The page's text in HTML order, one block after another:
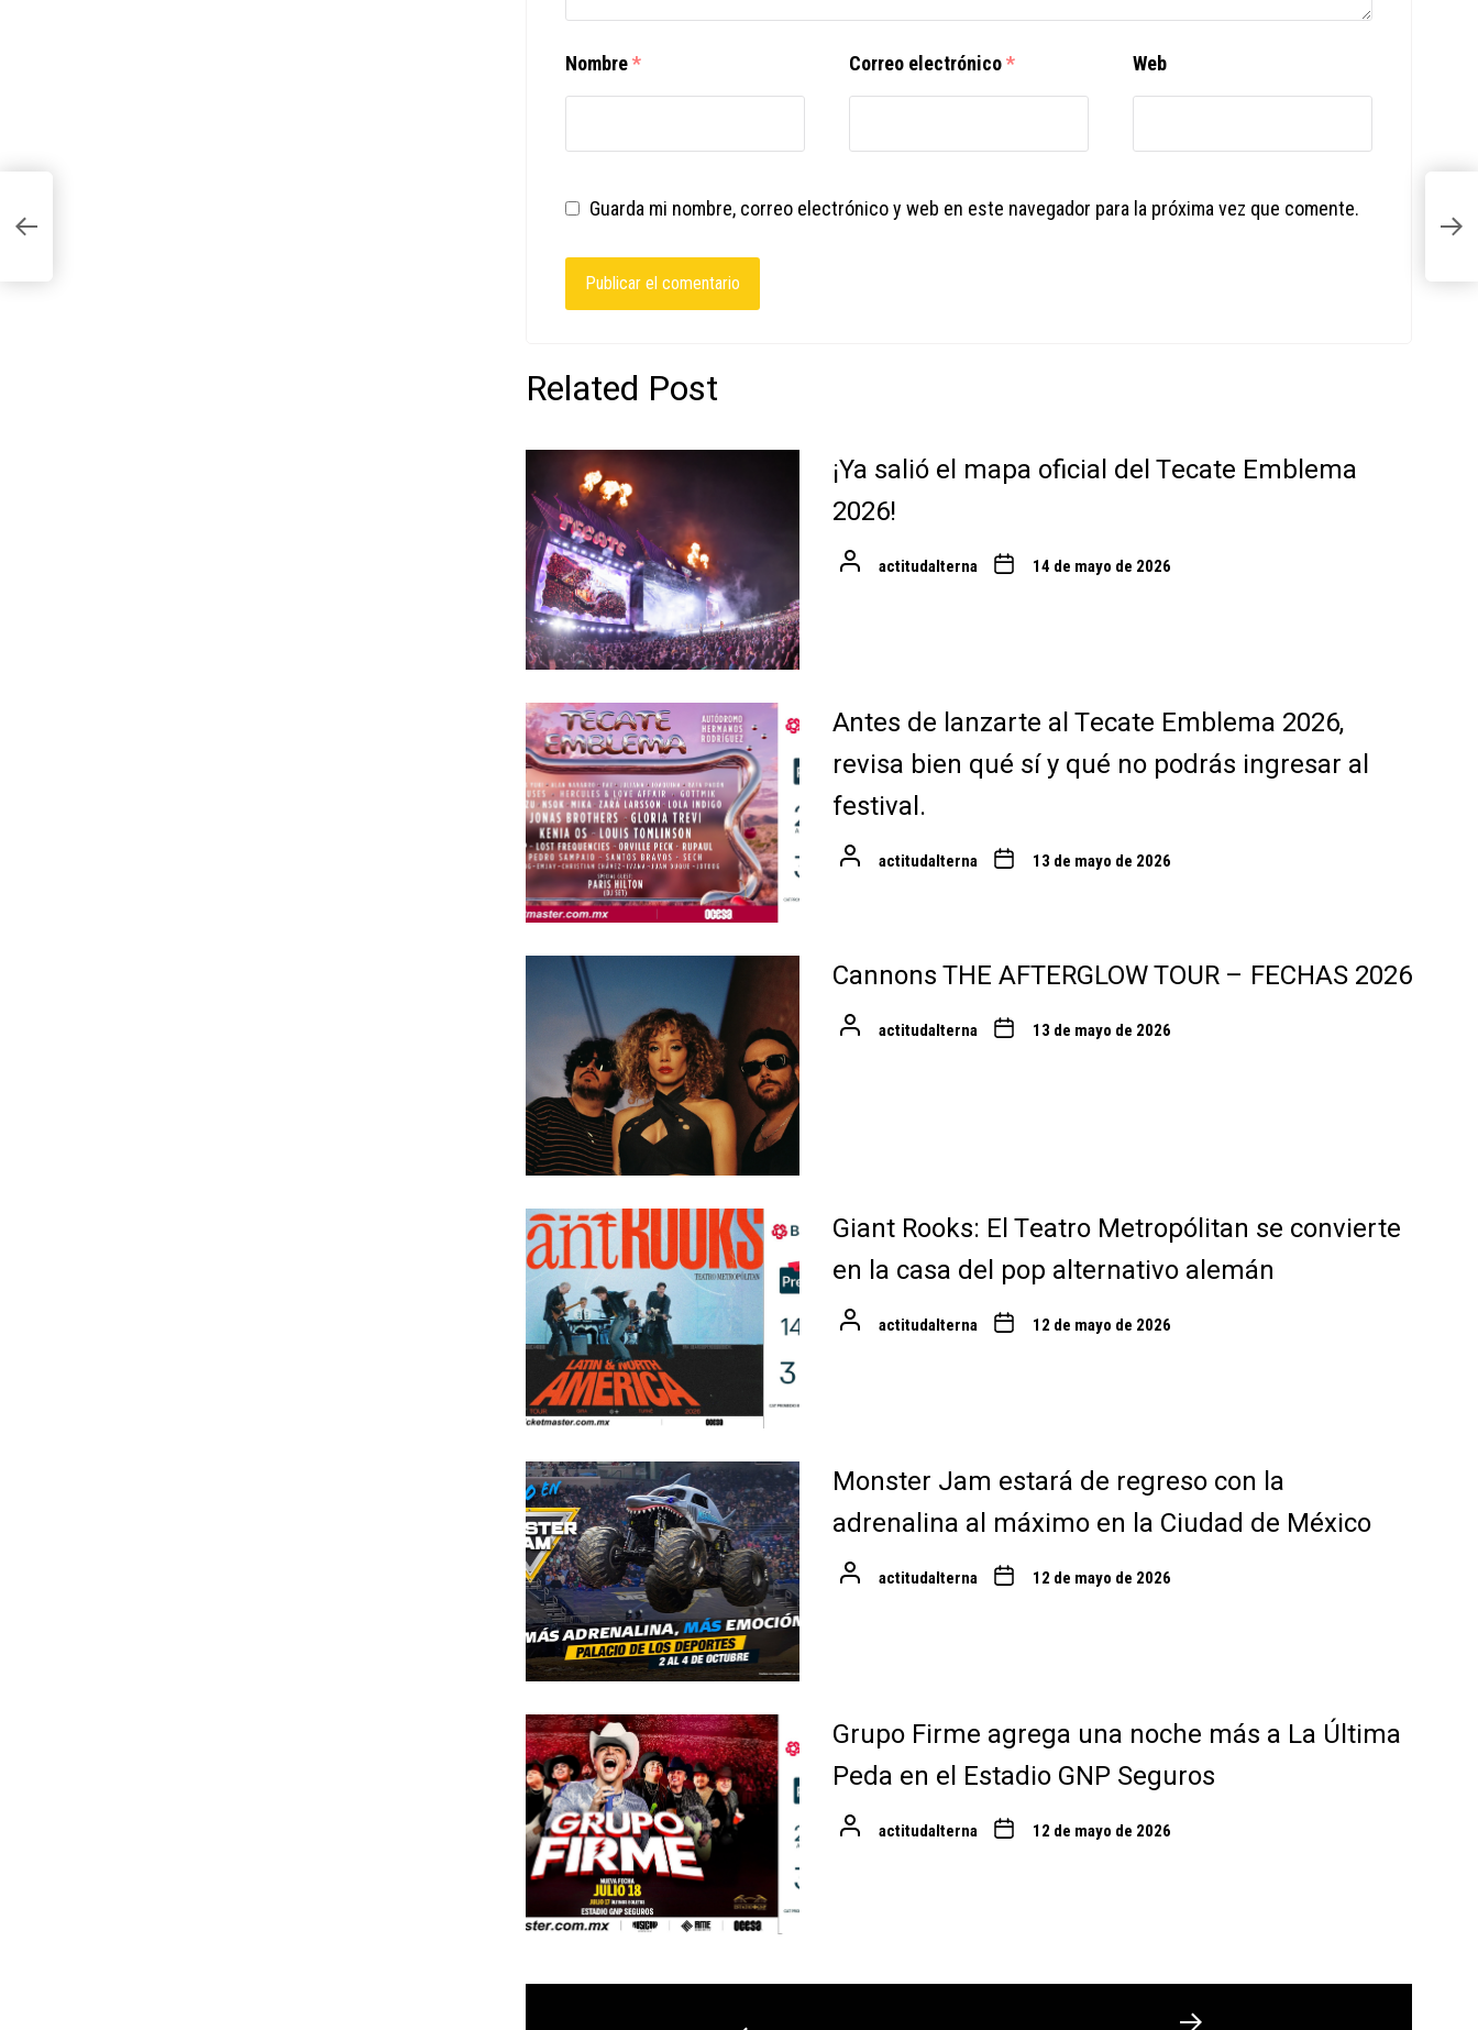
Nombre* Correo electrónico* Web
Guarda mi nombre, correo electrónico y web en este navegador para la próxima vez que comente.
Related Post
¡Ya salió el mapa oficial del Tecate Emblema
2026!
actitudalterna 14 de mayo de 2026
Antes de lanzarte al Tecate Emblema 2026,
revisa bien qué sí y qué no podrás ingresar al
festival.
actitudalterna 13 de mayo de 2026
Cannons THE AFTERGLOW TOUR – FECHAS 2026
actitudalterna 13 de mayo de 2026
Giant Rooks: El Teatro Metropólitan se convierte
en la casa del pop alternativo alemán
actitudalterna 12 de mayo de 2026
Monster Jam estará de regreso con la
adrenalina al máximo en la Ciudad de México
actitudalterna 12 de mayo de 2026
Grupo Firme agrega una noche más a La Última
Peda en el Estadio GNP Seguros
actitudalterna 12 de mayo de 2026